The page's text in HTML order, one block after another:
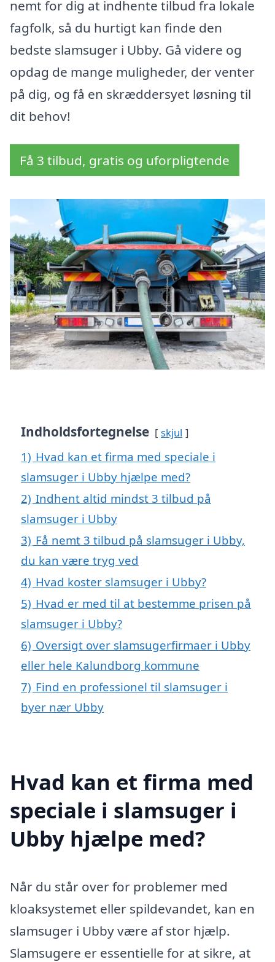
nemt for dig at indhente tilbud fra lokale
fagfolk, så du hurtigt kan finde den
bedste slamsuger i Ubby. Gå videre og
opdag de mange muligheder, der venter
på dig, og få en skræddersyet løsning til
dit behov!
Få 3 tilbud, gratis og uforpligtende
Indholdsfortegnelse skjul
1) Hvad kan et firma med speciale i
slamsuger i Ubby hjælpe med?
2) Indhent altid mindst 3 tilbud på
slamsuger i Ubby
3) Få nemt 3 tilbud på slamsuger i Ubby,
du kan være tryg ved
4) Hvad koster slamsuger i Ubby?
5) Hvad er med til at bestemme prisen på
slamsuger i Ubby?
6) Oversigt over slamsugerfirmaer i Ubby
eller hele Kalundborg kommune
7) Find en professionel til slamsuger i
byer nær Ubby
Hvad kan et firma med
speciale i slamsuger i
Ubby hjælpe med?
Når du står over for problemer med
kloaksystemet eller spildevandet, kan en
slamsuger i Ubby være af stor hjælp.
Slamsugere er essentielle for at sikre, at